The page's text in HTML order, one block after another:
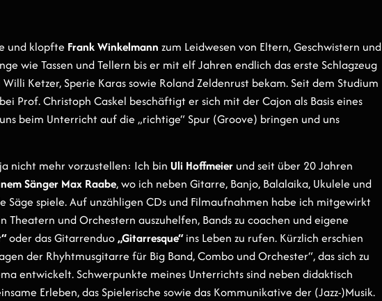
und klopfte Frank Winkelmann zum Leidwesen von Eltern, Geschwistern und
wie Tassen und Tellern bis er mit elf Jahren endlich das erste Schlagzeug
Ketzer, Sperie Karas sowie Roland Zeldenrust bekam. Seit dem Studium
Prof. Christoph Caskel beschäftigt er sich mit der Cajon als Basis eines
beim Unterricht auf die „richtige“ Spur (Groove) bringen und uns
nicht mehr vorzustellen: Ich bin Uli Hoffmeier und seit über 20 Jahren
Sänger Max Raabe, wo ich neben Gitarre, Banjo, Balalaika, Ukulele und
Säge spiele. Auf unzähligen CDs und Filmaufnahmen habe ich mitgewirkt
Theatern und Orchestern auszuhelfen, Bands zu coachen und eigene
oder das Gitarrenduo„Gitarresque“ins Leben zu rufen. Kürzlich erschien
der Rhyhtmusgitarre für Big Band, Combo und Orchester“, das sich zu
entwickelt. Schwerpunkte meines Unterrichts sind neben didaktisch
Erleben, das Spielerische sowie das Kommunikative der (Jazz-)Musik.